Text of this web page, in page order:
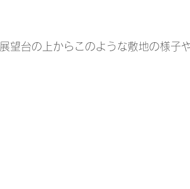
展望台の上からこのような敷地の様子